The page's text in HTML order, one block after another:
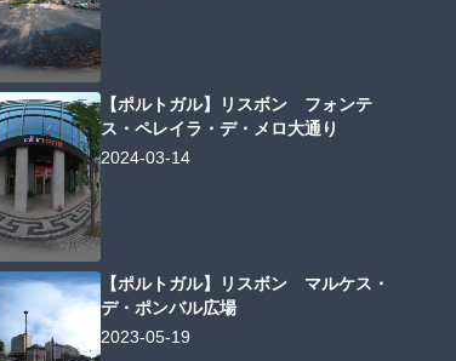
【ポルトガル】リスボン フォンテ
ス・ペレイラ・デ・メロ大通り
2024-03-14
【ポルトガル】リスボン マルケス・
デ・ポンバル広場
2023-05-19